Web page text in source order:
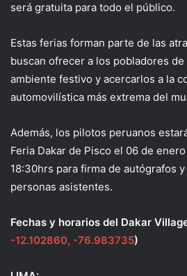
será gratuita para todo el público.
Estas ferias forman parte de las
buscan ofrecer a los pobladores de
ambiente festivo y acercarlos a la
automovilística más extrema del
Además, los pilotos peruanos
Feria Dakar de Pisco el 06 de
18:30hrs para firma de autógrafos
personas asistentes.
Fechas y horarios del Dakar
-12.102860, -76.983735)